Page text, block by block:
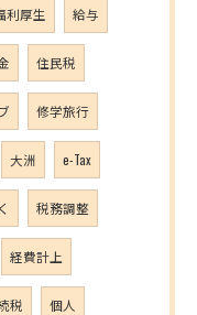
利厚生 給与
住民税
修学旅行
大洲 e-Tax
税務調整
経費計上
税 個人